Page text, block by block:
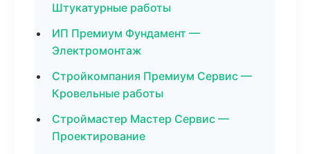
Штукатурные работы
ИП Премиум Фундамент —
Электромонтаж
Стройкомпания Премиум Сервис —
Кровельные работы
Строймастер Мастер Сервис —
Проектирование